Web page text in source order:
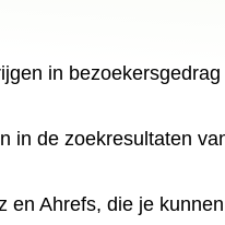
in
in de zoekresultaten
en Ahrefs, die je